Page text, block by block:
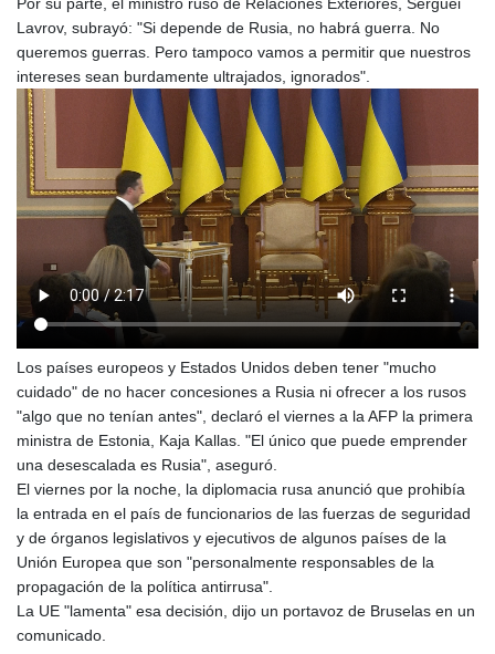
Lavrov, subrayó: "Si depende de Rusia, no habrá guerra. No
queremos guerras. Pero tampoco vamos a permitir que nuestros
intereses sean burdamente ultrajados, ignorados".
Los países europeos y Estados Unidos deben tener "mucho
cuidado" de no hacer concesiones a Rusia ni ofrecer a los rusos
"algo que no tenían antes", declaró el viernes a la AFP la primera
ministra de Estonia, Kaja Kallas. "El único que puede emprender
una desescalada es Rusia", aseguró.
El viernes por la noche, la diplomacia rusa anunció que prohibía
la entrada en el país de funcionarios de las fuerzas de seguridad
y de órganos legislativos y ejecutivos de algunos países de la
Unión Europea que son "personalmente responsables de la
propagación de la política antirrusa".
La UE "lamenta" esa decisión, dijo un portavoz de Bruselas en un
comunicado.